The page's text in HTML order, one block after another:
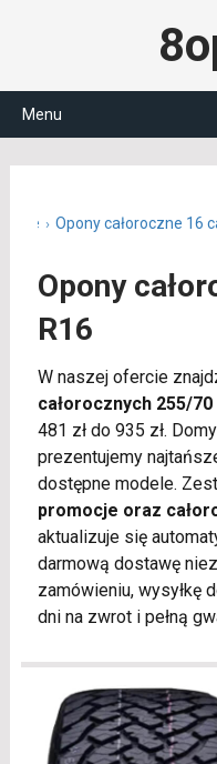
Menu
Opony całoroczne 16
Opony
R16
W naszej ofercie
całorocznych 255/70
481 zł do 935 zł.
prezentujemy
dostępne modele.
promocje oraz
aktualizuje się
darmową dostawę
zamówieniu, wysyłkę
dni na zwrot i pełną